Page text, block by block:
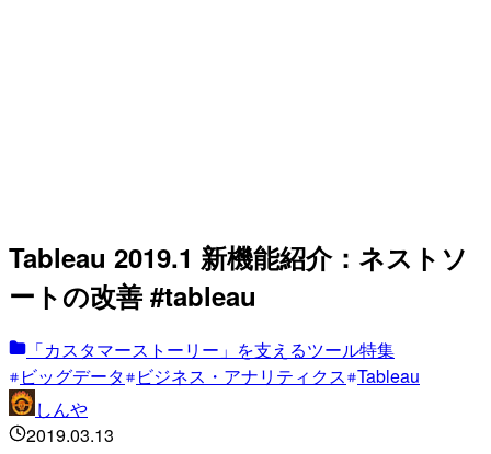
Tableau 2019.1 新機能紹介：ネストソ
ートの改善 #tableau
「カスタマーストーリー」を支えるツール特集
ビッグデータ
ビジネス・アナリティクス Tableau
しんや
2019.03.13